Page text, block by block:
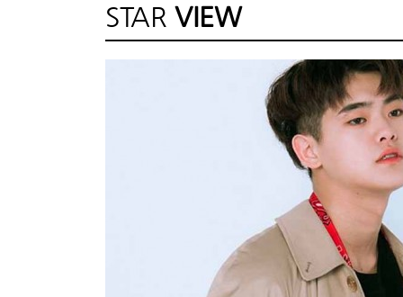
STAR VIEW